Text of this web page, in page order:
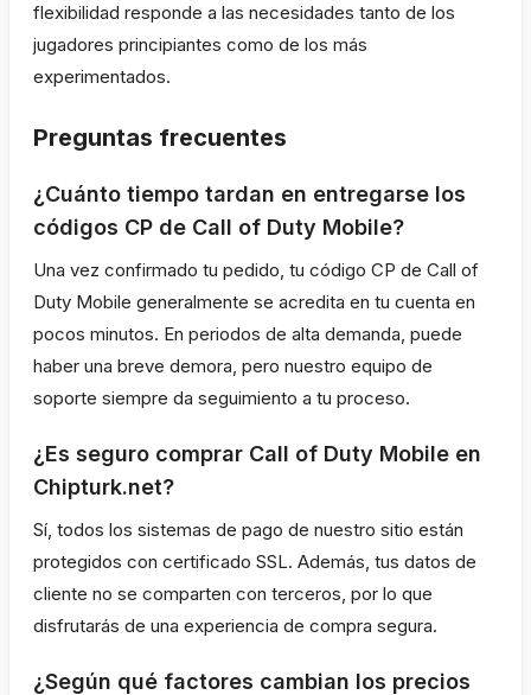
flexibilidad responde a las necesidades tanto de los
jugadores principiantes como de los más
experimentados.
Preguntas frecuentes
¿Cuánto tiempo tardan en entregarse los
códigos CP de Call of Duty Mobile?
Una vez confirmado tu pedido, tu código CP de Call of
Duty Mobile generalmente se acredita en tu cuenta en
pocos minutos. En periodos de alta demanda, puede
haber una breve demora, pero nuestro equipo de
soporte siempre da seguimiento a tu proceso.
¿Es seguro comprar Call of Duty Mobile en
Chipturk.net?
Sí, todos los sistemas de pago de nuestro sitio están
protegidos con certificado SSL. Además, tus datos de
cliente no se comparten con terceros, por lo que
disfrutarás de una experiencia de compra segura.
¿Según qué factores cambian los precios